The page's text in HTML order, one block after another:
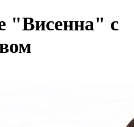
"Висенна" с